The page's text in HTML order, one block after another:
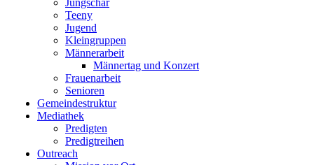
Jungschar
Teeny
Jugend
Kleingruppen
Männerarbeit
Männertag und Konzert
Frauenarbeit
Senioren
Gemeindestruktur
Mediathek
Predigten
Predigtreihen
Outreach